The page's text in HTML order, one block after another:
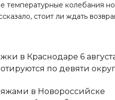
температурные колебания
стоит ли ждать
в Краснодаре 6
по девяти
в Новороссийске